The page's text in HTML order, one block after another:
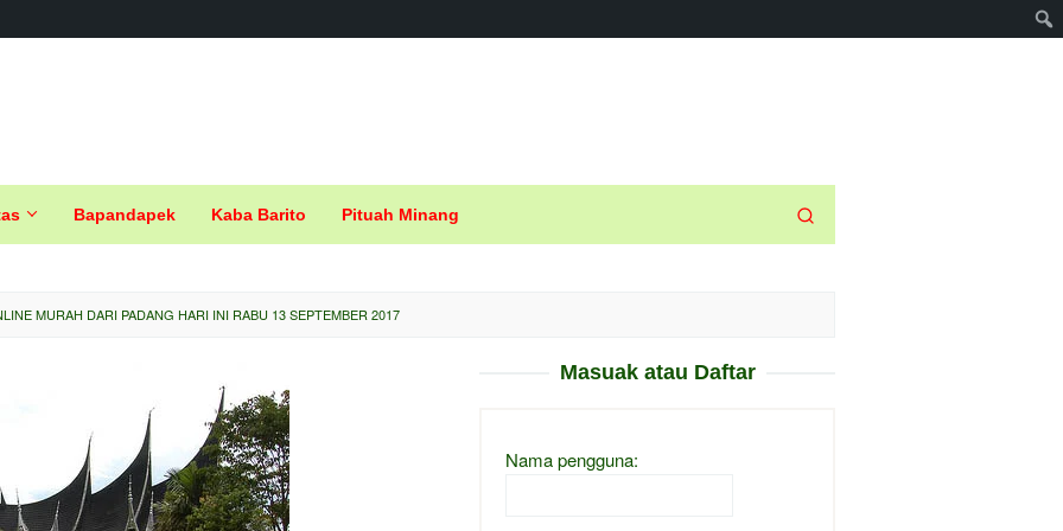
Bapandapek Kaba Barito Pituah Minang
MURAH DARI PADANG HARI INI RABU 13 SEPTEMBER 2017
Masuak atau Daftar
Nama pengguna: